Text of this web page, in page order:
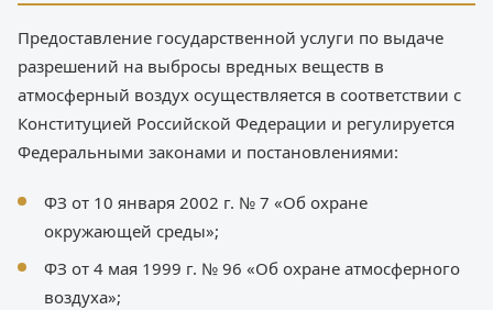
Предоставление государственной услуги по выдаче
разрешений на выбросы вредных веществ в
атмосферный воздух осуществляется в соответствии с
Конституцией Российской Федерации и регулируется
Федеральными законами и постановлениями:
ФЗ от 10 января 2002 г. № 7 «Об охране
окружающей среды»;
ФЗ от 4 мая 1999 г. № 96 «Об охране атмосферного
воздуха»;